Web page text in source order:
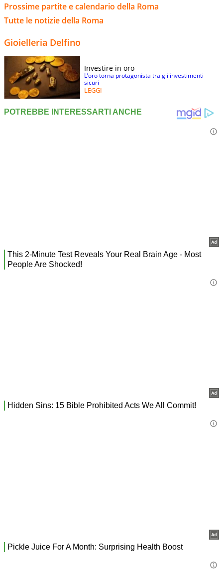
Prossime partite e calendario della Roma
Tutte le notizie della Roma
Gioielleria Delfino
Investire in oro
L’oro torna protagonista tra gli investimenti
sicuri
LEGGI